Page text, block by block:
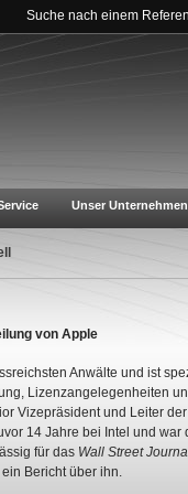
Suche nach einem
Unser Unternehmen
von Apple
Anwälte und ist
Lizenzangelegenheiten
Vizepräsident und Leiter der
14 Jahre bei Intel und war
für das Wall Street
Bericht über ihn.